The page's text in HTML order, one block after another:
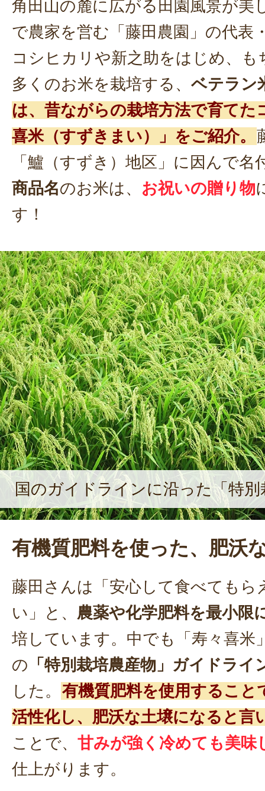
角田山の麓に広がる田園風景が美
で農家を営む「藤田農園」の代表
コシヒカリや新之助をはじめ、も
多くのお米を栽培する、 ベテラン
は、昔ながらの栽培方法で育てた
喜米（すずきまい）」をご紹介。
「鱸（すずき）地区」に因んで名
商品名のお米は、 お祝いの贈り物
す！
国のガイドラインに沿った「特別
有機質肥料を使った、肥沃
藤田さんは「安心して食べてもら
い」と、 農薬や化学肥料を最小限
培しています。中でも「寿々喜米
の 「特別栽培農産物」ガイドライ
した。 有機質肥料を使用すること
活性化し、肥沃な土壌になると言
ことで、 甘みが強く冷めても美味
仕上がります。